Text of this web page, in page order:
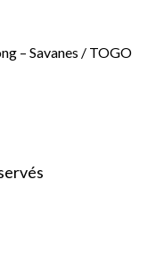
– Savanes / TOGO